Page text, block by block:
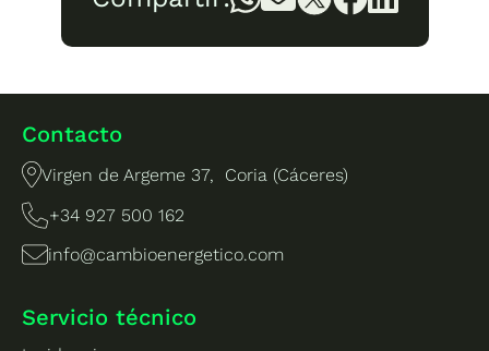
Contacto
Virgen de Argeme 37, Coria (Cáceres)
+34 927 500 162
info@cambioenergetico.com
Servicio técnico